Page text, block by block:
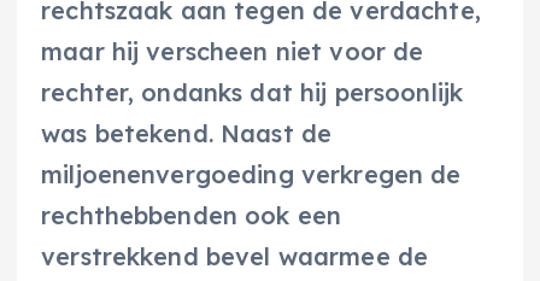
rechtszaak aan tegen de verdachte,
maar hij verscheen niet voor de
rechter, ondanks dat hij persoonlijk
was betekend. Naast de
miljoenenvergoeding verkregen de
rechthebbenden ook een
verstrekkend bevel waarmee de